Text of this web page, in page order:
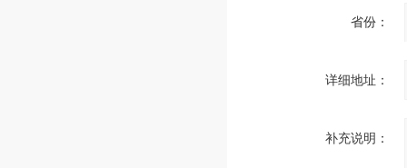
省份：
详细地址：
补充说明：